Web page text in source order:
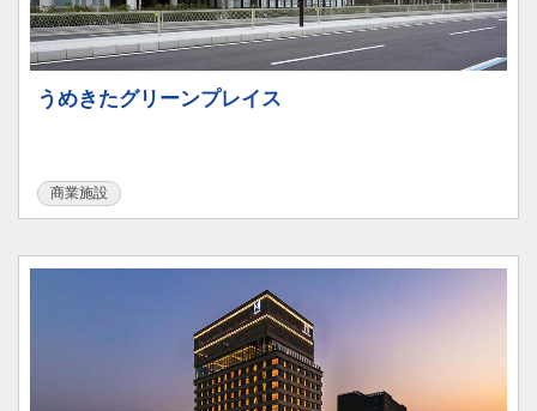
うめきたグリーンプレイス
商業施設